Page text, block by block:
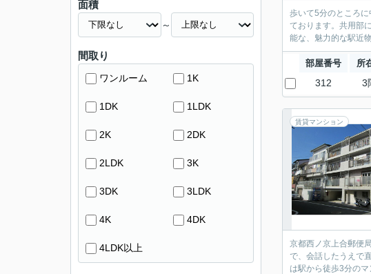
歩いて5分のところ
ております。共用部
能な、魅力的な駅近
部屋番号 所
312 3
賃貸マンション
京都西ノ京上合郵便
で、会話したうえで
は駅から徒歩3分の
面積
～
間取り
ワンルーム 1K
1DK 1LDK
2K 2DK
2LDK 3K
3DK 3LDK
4K 4DK
4LDK以上